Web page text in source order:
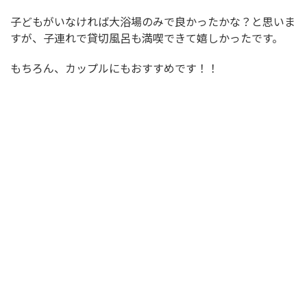
子どもがいなければ大浴場のみで良かったかな？と思いま
すが、子連れで貸切風呂も満喫できて嬉しかったです。
もちろん、カップルにもおすすめです！！